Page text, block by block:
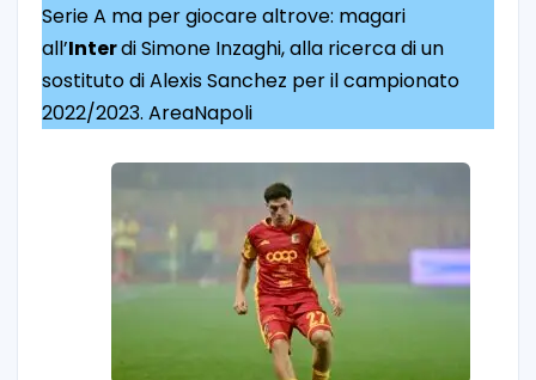
Serie A ma per giocare altrove: magari
all’Interdi Simone Inzaghi, alla ricerca di un
sostituto di Alexis Sanchez per il campionato
2022/2023. AreaNapoli